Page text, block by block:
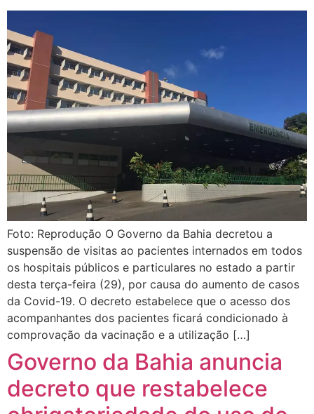
Foto: Reprodução O Governo da Bahia decretou a
suspensão de visitas ao pacientes internados em todos
os hospitais públicos e particulares no estado a partir
desta terça-feira (29), por causa do aumento de casos
da Covid-19. O decreto estabelece que o acesso dos
acompanhantes dos pacientes ficará condicionado à
comprovação da vacinação e a utilização […]
Governo da Bahia anuncia
decreto que restabelece